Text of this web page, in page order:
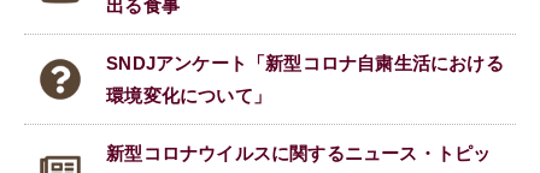
出る食事
SNDJアンケート「新型コロナ自粛生活における
環境変化について」
新型コロナウイルスに関するニュース・トピッ